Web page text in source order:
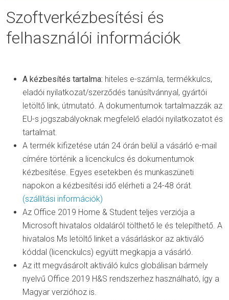
Szoftverkézbesítési és
felhasználói információk
A kézbesítés tartalma: hiteles e-számla, termékkulcs,
eladói nyilatkozat/szerződés tanúsítvánnyal, gyártói
letöltő link, útmutató. A dokumentumok tartalmazzák az
EU-s jogszabályoknak megfelelő eladói nyilatkozatot és
tartalmat.
A termék kifizetése után 24 órán belül a vásárló e-mail
címére történik a licenckulcs és dokumentumok
kézbesítése. Egyes esetekben és munkaszüneti
napokon a kézbesítési idő elérheti a 24-48 órát.
(szállítási információk)
Az Office 2019 Home & Student teljes verziója a
Microsoft hivatalos oldaláról tölthető le és telepíthető. A
hivatalos Ms letöltő linket a vásárláskor az aktiváló
kóddal (licenckulcs) együtt megkapja a vásárló.
Az itt megvásárolt aktiváló kulcs globálisan bármely
nyelvű Office 2019 H&S rendszerhez használható, így a
Magyar verzióhoz is.